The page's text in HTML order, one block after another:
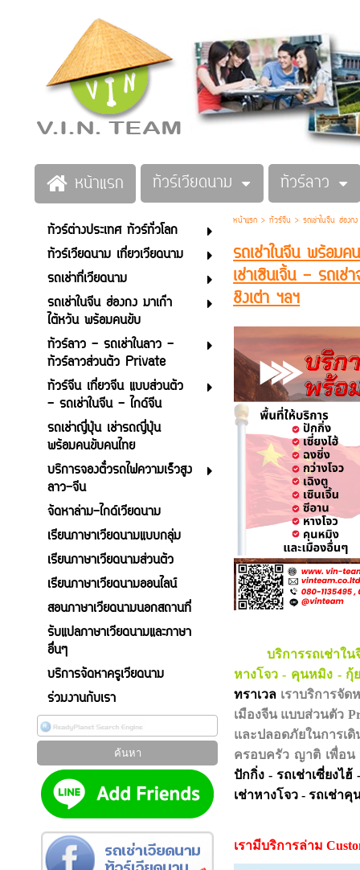
หน้าแรก ทัวร์เวียดนาม ทัวร์ลาว
ทัวร์ต่างประเทศ ทัวร์ทั่วโลก
ทัวร์เวียดนาม เที่ยวเวียดนาม
รถเช่าที่เวียดนาม
รถเช่าในจีน ฮ่องกง มาเก๊า
ไต้หวัน พร้อมคนขับ
ทัวร์ลาว - รถเช่าในลาว -
ทัวร์ลาวส่วนตัว Private
ทัวร์จีน เที่ยวจีน แบบส่วนตัว
- รถเช่าในจีน - ไกด์จีน
รถเช่าญี่ปุ่น เช่ารถญี่ปุ่น
พร้อมคนขับคนไทย
บริการจองตั๋วรถไฟความเร็วสูง
ลาว-จีน
จัดหาล่าม-ไกด์เวียดนาม
เรียนภาษาเวียดนามแบบกลุ่ม
เรียนภาษาเวียดนามส่วนตัว
เรียนภาษาเวียดนามออนไลน์
สอนภาษาเวียดนามนอกสถานที่
รับแปลภาษาเวียดนามและภาษา
อื่นๆ
บริการจัดหาครูเวียดนาม
ร่วมงานกับเรา
หน้าแรก > ทัวร์จีน> รถเช่าในจีน ฮ่อง
รถเช่าในจีน พร้อม
เช่าเซินเจิ้น - รถเ
ชิงเต่า ฯลฯ
บริการรถเช่าในจี
หางโจว - คุนหมิง - กุ้
ทราเวลเราบริการจัด
เมืองจีน แบบส่วนตัว
และปลอดภัยในการเ
ครอบครัว ญาติ เพื่อน
ปักกิ่ง - รถเช่าเซี่ยงไฮ้
เช่าหางโจว - รถเช่าคุ
เรามีบริการล่าม